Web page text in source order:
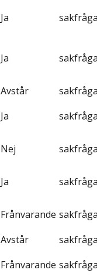
Ja
Ja
Avstår
Ja
Nej
Ja
Frånvarande
Avstår
Frånvarande